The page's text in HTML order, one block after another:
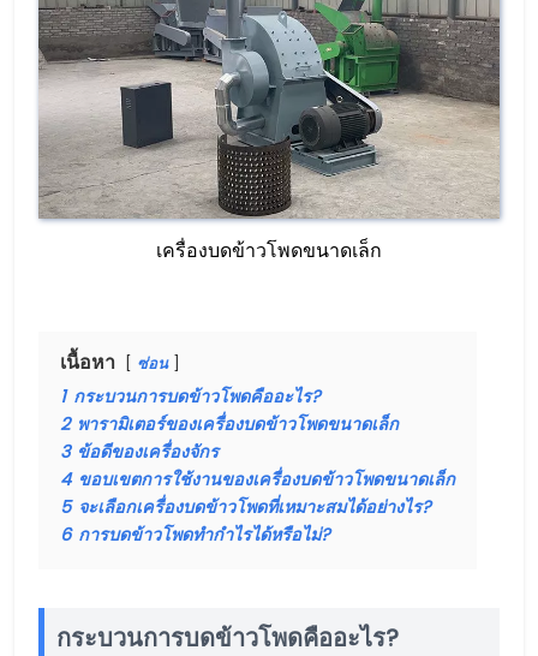
เครื่องบดข้าวโพดขนาดเล็ก
เนื้อหา ซ่อน
1 กระบวนการบดข้าวโพดคืออะไร?
2 พารามิเตอร์ของเครื่องบดข้าวโพดขนาดเล็ก
3 ข้อดีของเครื่องจักร
4 ขอบเขตการใช้งานของเครื่องบดข้าวโพดขนาดเล็ก
5 จะเลือกเครื่องบดข้าวโพดที่เหมาะสมได้อย่างไร?
6 การบดข้าวโพดทำกำไรได้หรือไม่?
กระบวนการบดข้าวโพดคืออะไร?